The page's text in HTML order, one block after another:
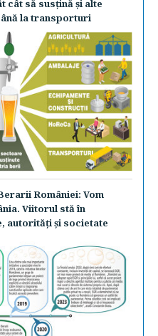
cât să susţină şi alte
la transporturi
României: Vom
Viitorul stă în
autorităţi şi societate